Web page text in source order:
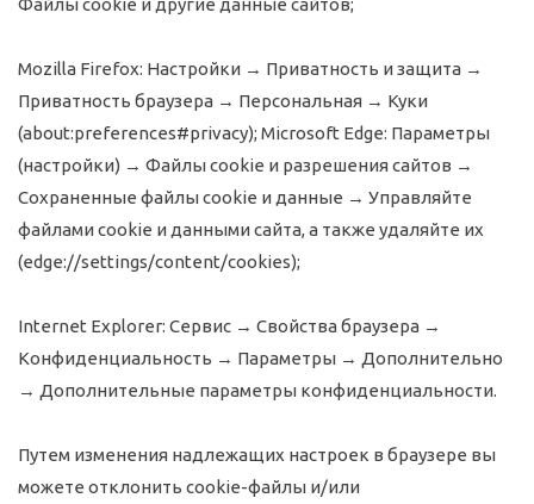
Файлы cookie и другие данные сайтов;
Mozilla Firefox: Настройки → Приватность и защита →
Приватность браузера → Персональная → Куки
(about:preferences#privacy); Microsoft Edge: Параметры
(настройки) → Файлы cookie и разрешения сайтов →
Сохраненные файлы cookie и данные → Управляйте
файлами cookie и данными сайта, а также удаляйте их
(edge://settings/content/cookies);
Internet Explorer: Сервис → Свойства браузера →
Конфиденциальность → Параметры → Дополнительно
→ Дополнительные параметры конфиденциальности.
Путем изменения надлежащих настроек в браузере вы
можете отклонить cookie-файлы и/или